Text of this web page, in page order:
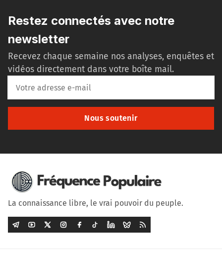
Restez connectés avec notre
newsletter
Recevez chaque semaine nos analyses, enquêtes et
vidéos directement dans votre boîte mail.
Nous soutenir
La connaissance libre, le vrai pouvoir du peuple.